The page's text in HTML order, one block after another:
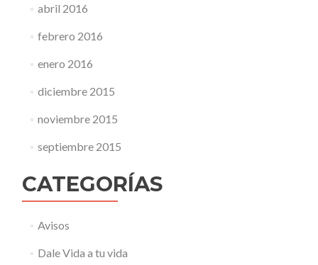
abril 2016
febrero 2016
enero 2016
diciembre 2015
noviembre 2015
septiembre 2015
CATEGORÍAS
Avisos
Dale Vida a tu vida